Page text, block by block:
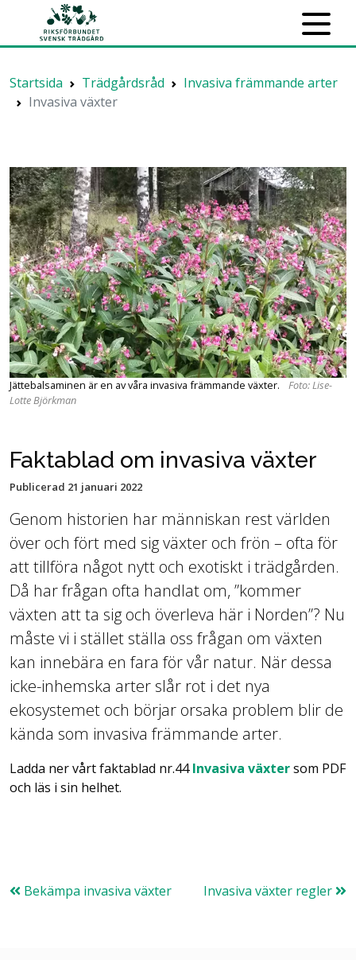
Startsida Trädgårdsråd
Invasiva främmande arter
Invasiva växter
Jättebalsaminen är en av våra invasiva främmande växter.
Foto: Lise-
Lotte Björkman
Faktablad om invasiva växter
Publicerad 21 januari 2022
Genom historien har människan rest världen
över och fört med sig växter och frön – ofta för
att tillföra något nytt och exotiskt i trädgården.
Då har frågan ofta handlat om, ”kommer
växten att ta sig och överleva här i Norden”? Nu
måste vi i stället ställa oss frågan om växten
kan innebära en fara för vår natur. När dessa
icke-inhemska arter slår rot i det nya
ekosystemet och börjar orsaka problem blir de
kända som invasiva främmande arter.
Ladda ner vårt faktablad nr.44Invasiva växtersom PDF
och läs i sin helhet.
Bekämpa invasiva växter Invasiva växter regler